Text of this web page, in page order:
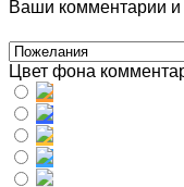
Ваши комментарии
Цвет фона